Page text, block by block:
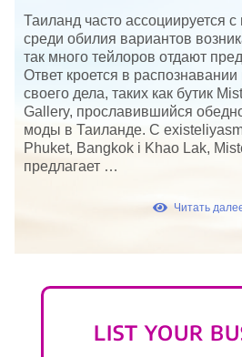
Таиланд часто ассоциируется
среди обилия вариантов
так много тейлоров отдают
Ответ кроется в
своего дела, таких как бутик
Gallery, прославившийся
моды в Таиланде. С
Phuket, Bangkok i Khao Lak,
предлагает …
Читать
LIST YOUR